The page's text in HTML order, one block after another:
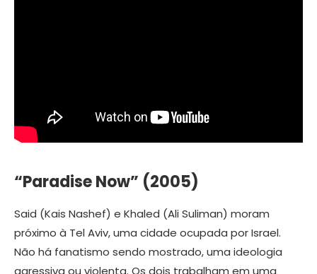
“Paradise Now” (2005)
Said (Kais Nashef) e Khaled (Ali Suliman) moram
próximo à Tel Aviv, uma cidade ocupada por Israel.
Não há fanatismo sendo mostrado, uma ideologia
agressiva ou violenta. Os dois trabalham em uma